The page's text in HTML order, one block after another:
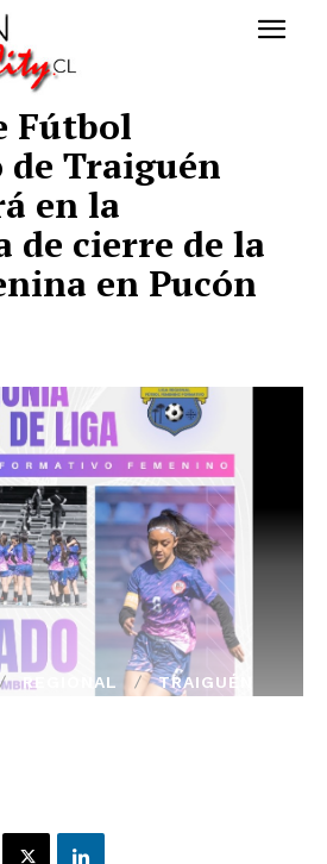
Fútbol
de Traiguén
en la
de cierre de la
en Pucón
REGIONAL TRAIGUÉN